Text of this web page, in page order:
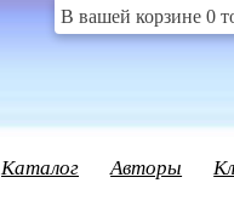
В вашей корзине 0
Каталог Авторы